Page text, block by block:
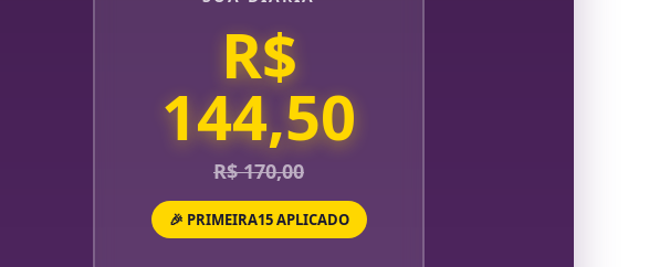
R$
144,50
R$ 170,00
🎉 PRIMEIRA15 APLICADO